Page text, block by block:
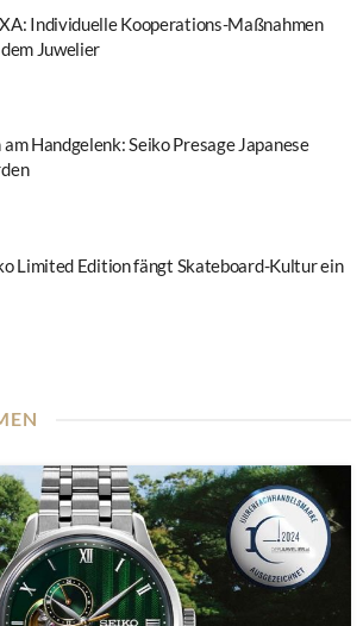
Individuelle Kooperations-Maßnahmen
Juwelier
am Handgelenk: Seiko Presage Japanese
Limited Edition fängt Skateboard-Kultur ein